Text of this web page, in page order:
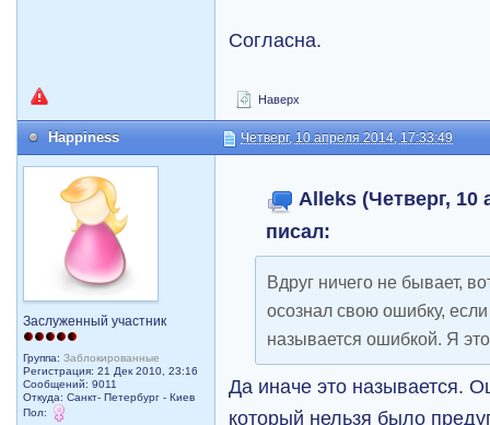
Согласна.
Наверх
Happiness Четверг, 10 апреля 2014, 17:33:49
Заслуженный участник
Группа:Заблокированные
Регистрация: 21 Дек 2010, 23:16
Сообщений: 9011
Откуда: Санкт- Петербург - Киев
Пол:
Alleks (Четверг, 10
писал:
Вдруг ничего не бывает,
осознал свою ошибку,
называется ошибкой. Я
Да иначе это называется.
который нельзя было